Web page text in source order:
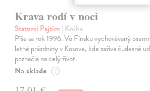
Krava rodí v noci
Statovci Pajtim | Kniha
Píše sa rok 1996. Vo Fínsku vychovávaný
letné prázdniny v Kosove, kde zažíva čudesné
poznačia na celý život.
Na sklade ?